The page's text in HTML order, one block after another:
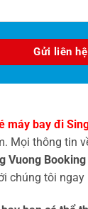
máy bay đi
Mọi thông tin
Vuong Booking
chúng tôi ngay